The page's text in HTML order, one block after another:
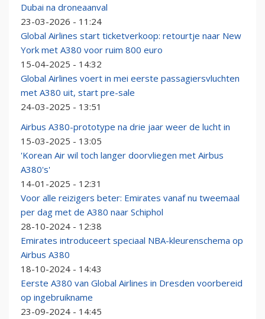
Dubai na droneaanval
23-03-2026 - 11:24
Global Airlines start ticketverkoop: retourtje naar New
York met A380 voor ruim 800 euro
15-04-2025 - 14:32
Global Airlines voert in mei eerste passagiersvluchten
met A380 uit, start pre-sale
24-03-2025 - 13:51
Airbus A380-prototype na drie jaar weer de lucht in
15-03-2025 - 13:05
'Korean Air wil toch langer doorvliegen met Airbus
A380's'
14-01-2025 - 12:31
Voor alle reizigers beter: Emirates vanaf nu tweemaal
per dag met de A380 naar Schiphol
28-10-2024 - 12:38
Emirates introduceert speciaal NBA-kleurenschema op
Airbus A380
18-10-2024 - 14:43
Eerste A380 van Global Airlines in Dresden voorbereid
op ingebruikname
23-09-2024 - 14:45